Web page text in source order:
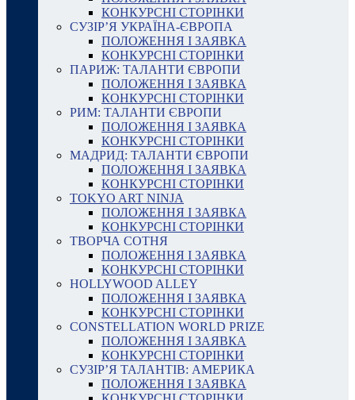
КОНКУРСНІ СТОРІНКИ
СУЗІР’Я УКРАЇНА-ЄВРОПА
ПОЛОЖЕННЯ І ЗАЯВКА
КОНКУРСНІ СТОРІНКИ
ПАРИЖ: ТАЛАНТИ ЄВРОПИ
ПОЛОЖЕННЯ І ЗАЯВКА
КОНКУРСНІ СТОРІНКИ
РИМ: ТАЛАНТИ ЄВРОПИ
ПОЛОЖЕННЯ І ЗАЯВКА
КОНКУРСНІ СТОРІНКИ
МАДРИД: ТАЛАНТИ ЄВРОПИ
ПОЛОЖЕННЯ І ЗАЯВКА
КОНКУРСНІ СТОРІНКИ
TOKYO ART NINJA
ПОЛОЖЕННЯ І ЗАЯВКА
КОНКУРСНІ СТОРІНКИ
ТВОРЧА СОТНЯ
ПОЛОЖЕННЯ І ЗАЯВКА
КОНКУРСНІ СТОРІНКИ
HOLLYWOOD ALLEY
ПОЛОЖЕННЯ І ЗАЯВКА
КОНКУРСНІ СТОРІНКИ
CONSTELLATION WORLD PRIZE
ПОЛОЖЕННЯ І ЗАЯВКА
КОНКУРСНІ СТОРІНКИ
СУЗІР’Я ТАЛАНТІВ: АМЕРИКА
ПОЛОЖЕННЯ І ЗАЯВКА